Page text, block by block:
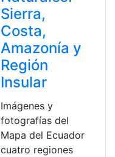
Sierra,
Costa,
Amazonía y
Región
Insular
Imágenes y
fotografías del
Mapa del Ecuador
cuatro regiones